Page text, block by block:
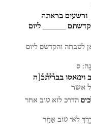
ורשעים בראתה
ליום
לטבחה והקדשם ליום
ס
וימאסו בבר֯י֯ת֯כ֯[ה
אשר
הדרכ לוא טוב אחר
לֹא־ ט֔וֹב אַחַ֖ר